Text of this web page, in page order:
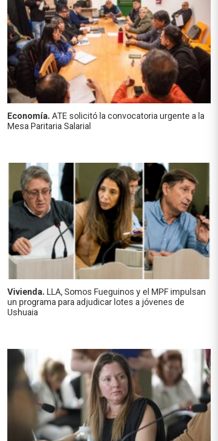
Economía. ATE solicitó la convocatoria urgente a la
Mesa Paritaria Salarial
Vivienda. LLA, Somos Fueguinos y el MPF impulsan
un programa para adjudicar lotes a jóvenes de
Ushuaia